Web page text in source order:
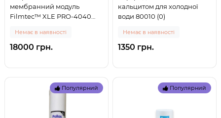
мембранний модуль
Filmtec™ XLE PRO-4040
Немає в наявності
18000 грн.
кальцитом для холодної
води 80010 (0)
Немає в наявності
1350 грн.
Популярний Популярний